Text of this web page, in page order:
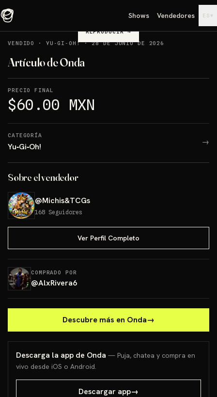
Shows Vendedores ES ▾
REPRODUCIR→
VENDIDO
· YU‑GI‑OH!·28 DE JUNIO DE 2026
Artículo de Onda
PRECIO FINAL
$60.00 MXN
CATEGORÍA
Yu‑Gi‑Oh! →
Sobre el vendedor
@Michis&TCGs
168 Seguidores
Ver Perfil Completo
COMPRADO POR
@AlxRivera6
Descubre más en Onda→
Descarga la app de Onda — Puja, chatea y compra en
vivo desde iOS o Android.
Descargar app→